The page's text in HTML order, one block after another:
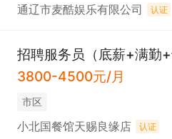
通辽市麦酷娱乐有限公司 认证
招聘服务员（底薪+满勤+
3800-4500元/月
市区
小北国餐馆天赐良缘店 认证